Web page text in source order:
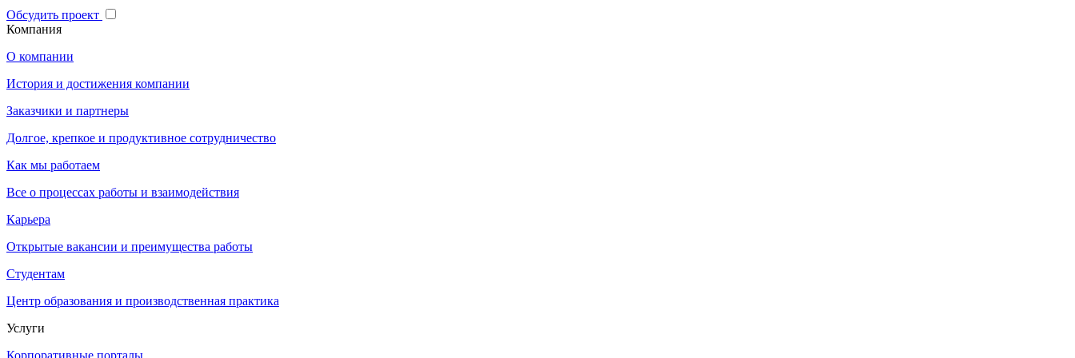
Обсудить проект
Компания
О компании
История и достижения компании
Заказчики и партнеры
Долгое, крепкое и продуктивное сотрудничество
Как мы работаем
Все о процессах работы и взаимодействия
Карьера
Открытые вакансии и преимущества работы
Студентам
Центр образования и производственная практика
Услуги
Корпоративные порталы